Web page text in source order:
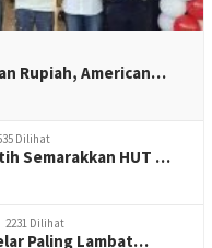
Rupiah, American…
Dilihat
Semarakkan HUT …
2231 Dilihat
Paling Lambat…